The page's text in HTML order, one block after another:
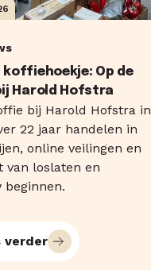
koffiehoekje: Op de
Harold Hofstra
bij Harold Hofstra in
22 jaar handelen in
online veilingen en
van loslaten en
beginnen.
verder